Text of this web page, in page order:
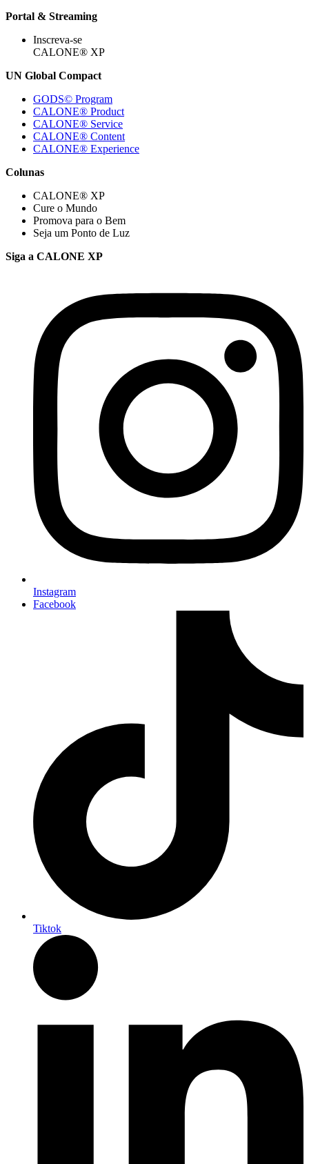
Portal & Streaming
Inscreva-se
CALONE® XP
UN Global Compact
GODS© Program
CALONE® Product
CALONE® Service
CALONE® Content
CALONE® Experience
Colunas
CALONE® XP
Cure o Mundo
Promova para o Bem
Seja um Ponto de Luz
Siga a CALONE XP
Instagram
Facebook
Tiktok